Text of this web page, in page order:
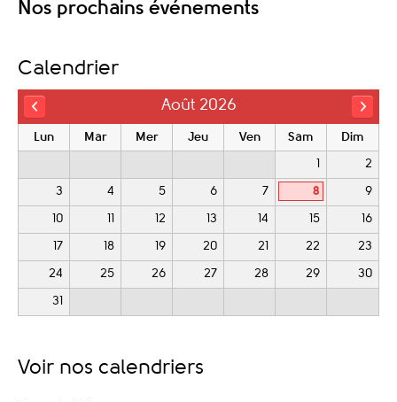
Nos prochains événements
Calendrier
Août 2026
Lun Mar Mer Jeu Ven Sam Dim
1 2
3 4 5 6 7 8 9
10 11 12 13 14 15 16
17 18 19 20 21 22 23
24 25 26 27 28 29 30
31
Voir nos calendriers